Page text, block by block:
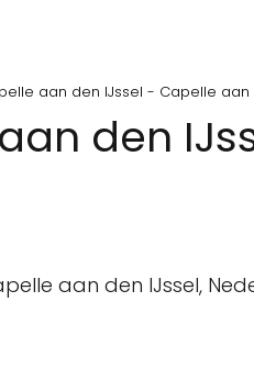
aan den IJssel - Capelle aan
den
aan den IJssel,